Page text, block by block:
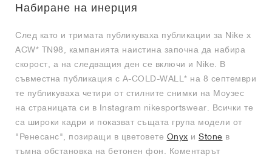
Набиране на инерция
След като и тримата публикуваха публикации за Nike x
ACW* TN98, кампанията наистина започна да набира
скорост, а на следващия ден се включи и Nike. В
съвместна публикация с A-COLD-WALL* на 8 септември
те публикуваха четири от стилните снимки на Моузес
на страницата си в Instagram nikesportswear. Всички те
са широки кадри и показват същата група модели от
"Ренесанс", позиращи в цветовете Onyx и Stone в
тъмна обстановка на бетонен фон. Коментарът